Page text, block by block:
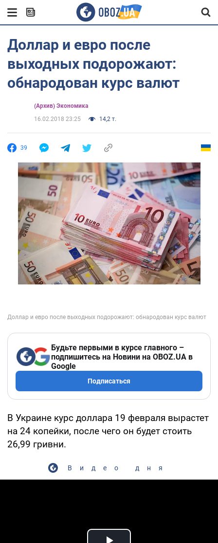
Доллар и евро после
выходных подорожают:
обнародован курс валют
(Архив) Экономика
16.02.2018 23:25
14,2 т.
39
Будьте первыми в курсе главного –
подпишитесь на Новини на OBOZ.UA в
Google
Подписаться
В Украине курс доллара 19 февраля вырастет
на 24 копейки, после чего он будет стоить
26,99 гривни.
Видео дня